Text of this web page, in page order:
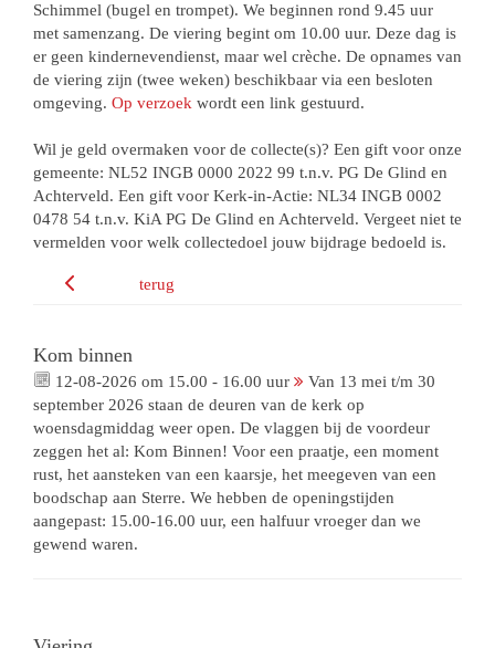
Schimmel (bugel en trompet). We beginnen rond 9.45 uur
met samenzang. De viering begint om 10.00 uur. Deze dag is
er geen kindernevendienst, maar wel crèche. De opnames van
de viering zijn (twee weken) beschikbaar via een besloten
omgeving. Op verzoek wordt een link gestuurd.
Wil je geld overmaken voor de collecte(s)? Een gift voor onze
gemeente: NL52 INGB 0000 2022 99 t.n.v. PG De Glind en
Achterveld. Een gift voor Kerk-in-Actie: NL34 INGB 0002
0478 54 t.n.v. KiA PG De Glind en Achterveld. Vergeet niet te
vermelden voor welk collectedoel jouw bijdrage bedoeld is.
terug
Kom binnen
12-08-2026 om 15.00 - 16.00 uur
Van 13 mei t/m 30
september 2026 staan de deuren van de kerk op
woensdagmiddag weer open. De vlaggen bij de voordeur
zeggen het al: Kom Binnen! Voor een praatje, een moment
rust, het aansteken van een kaarsje, het meegeven van een
boodschap aan Sterre. We hebben de openingstijden
aangepast: 15.00-16.00 uur, een halfuur vroeger dan we
gewend waren.